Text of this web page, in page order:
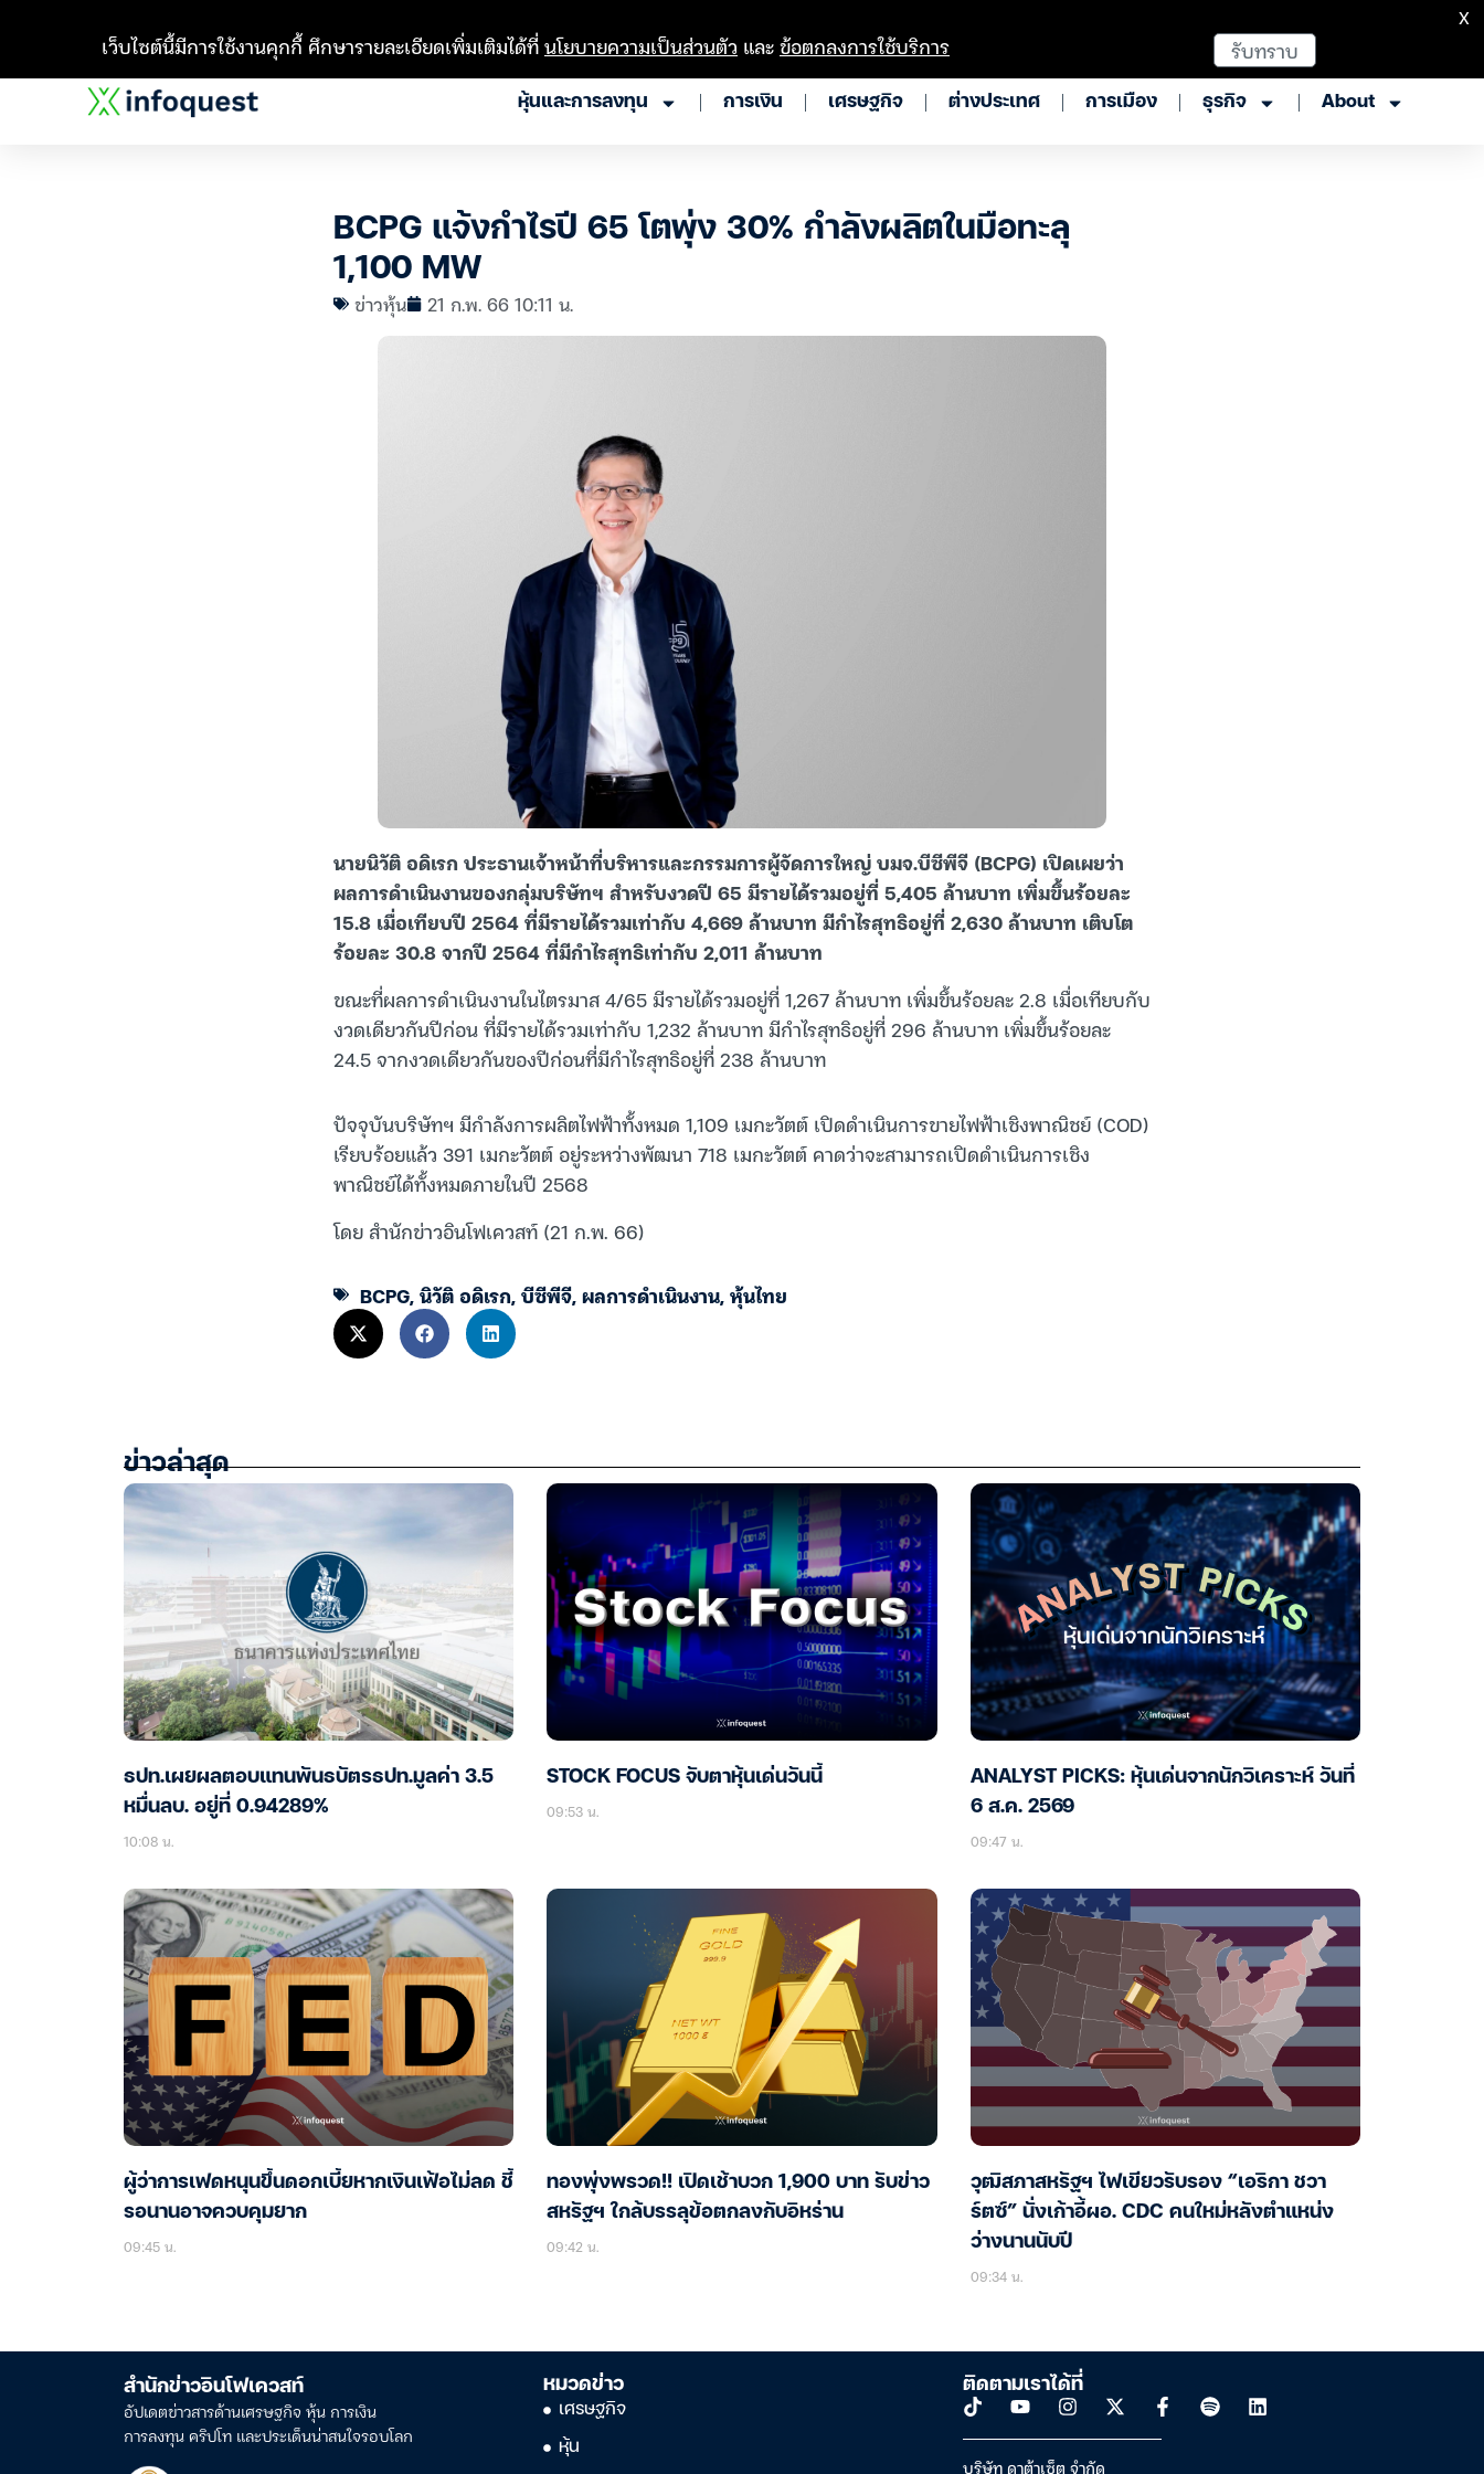
หุ้นและการลงทุน การเงิน เศรษฐกิจ ต่างประเทศ การเมือง ธุรกิจ About
BCPG แจ้งกำไรปี 65 โตพุ่ง 30% กำลังผลิตในมือทะลุ
1,100 MW
ข่าวหุ้น 21 ก.พ. 66 10:11 น.
นายนิวัติ อดิเรก ประธานเจ้าหน้าที่บริหารและกรรมการผู้จัดการใหญ่ บมจ.บีซีพีจี (BCPG) เปิดเผยว่า
ผลการดำเนินงานของกลุ่มบริษัทฯ สำหรับงวดปี 65 มีรายได้รวมอยู่ที่ 5,405 ล้านบาท เพิ่มขึ้นร้อยละ
15.8 เมื่อเทียบปี 2564 ที่มีรายได้รวมเท่ากับ 4,669 ล้านบาท มีกำไรสุทธิอยู่ที่ 2,630 ล้านบาท เติบโต
ร้อยละ 30.8 จากปี 2564 ที่มีกำไรสุทธิเท่ากับ 2,011 ล้านบาท
ขณะที่ผลการดำเนินงานในไตรมาส 4/65 มีรายได้รวมอยู่ที่ 1,267 ล้านบาท เพิ่มขึ้นร้อยละ 2.8 เมื่อเทียบกับ
งวดเดียวกันปีก่อน ที่มีรายได้รวมเท่ากับ 1,232 ล้านบาท มีกำไรสุทธิอยู่ที่ 296 ล้านบาท เพิ่มขึ้นร้อยละ
24.5 จากงวดเดียวกันของปีก่อนที่มีกำไรสุทธิอยู่ที่ 238 ล้านบาท
ปัจจุบันบริษัทฯ มีกำลังการผลิตไฟฟ้าทั้งหมด 1,109 เมกะวัตต์ เปิดดำเนินการขายไฟฟ้าเชิงพาณิชย์ (COD)
เรียบร้อยแล้ว 391 เมกะวัตต์ อยู่ระหว่างพัฒนา 718 เมกะวัตต์ คาดว่าจะสามารถเปิดดำเนินการเชิง
พาณิชย์ได้ทั้งหมดภายในปี 2568
โดย สำนักข่าวอินโฟเควสท์ (21 ก.พ. 66)
BCPG,นิวัติ อดิเรก,บีซีพีจี,ผลการดำเนินงาน,หุ้นไทย
ข่าวล่าสุด
ธปท.เผยผลตอบแทนพันธบัตรธปท.มูลค่า 3.5
หมื่นลบ. อยู่ที่ 0.94289%
10:08 น.
STOCK FOCUS จับตาหุ้นเด่นวันนี้
09:53 น.
ANALYST PICKS: หุ้นเด่นจากนักวิเคราะห์ วันที่
6 ส.ค. 2569
09:47 น.
ผู้ว่าการเฟดหนุนขึ้นดอกเบี้ยหากเงินเฟ้อไม่ลด ชี้
รอนานอาจควบคุมยาก
09:45 น.
ทองพุ่งพรวด!! เปิดเช้าบวก 1,900 บาท รับข่าว
สหรัฐฯ ใกล้บรรลุข้อตกลงกับอิหร่าน
09:42 น.
วุฒิสภาสหรัฐฯ ไฟเขียวรับรอง “เอริกา ชวา
ร์ตซ์” นั่งเก้าอี้ผอ. CDC คนใหม่หลังตำแหน่ง
ว่างนานนับปี
09:34 น.
สำนักข่าวอินโฟเควสท์
อัปเดตข่าวสารด้านเศรษฐกิจ หุ้น การเงิน
การลงทุน คริปโท และประเด็นน่าสนใจรอบโลก
หมวดข่าว
เศรษฐกิจ
หุ้น
ติดตามเราได้ที่
บริษัท ดาต้าเซ็ต จำกัด
เว็บไซต์นี้มีการใช้งานคุกกี้ ศึกษารายละเอียดเพิ่มเติมได้ที่นโยบายความเป็นส่วนตัว และข้อตกลงการใช้บริการ รับทราบ
X